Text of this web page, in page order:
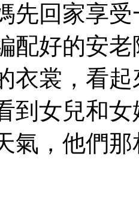
先回家享
配好的安
衣裳，看
到女兒和
氣，他們